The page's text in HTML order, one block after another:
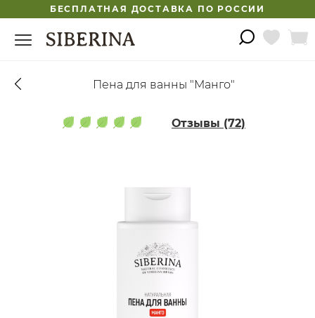
БЕСПЛАТНАЯ ДОСТАВКА ПО РОССИИ
Пена для ванны "Манго"
Отзывы (72)